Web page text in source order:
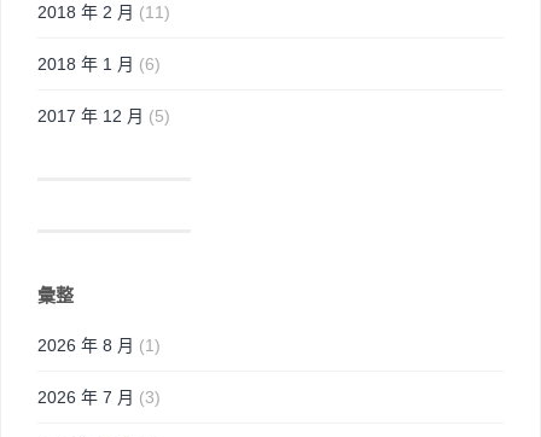
2018 年 2 月 (11)
2018 年 1 月 (6)
2017 年 12 月 (5)
彙整
2026 年 8 月 (1)
2026 年 7 月 (3)